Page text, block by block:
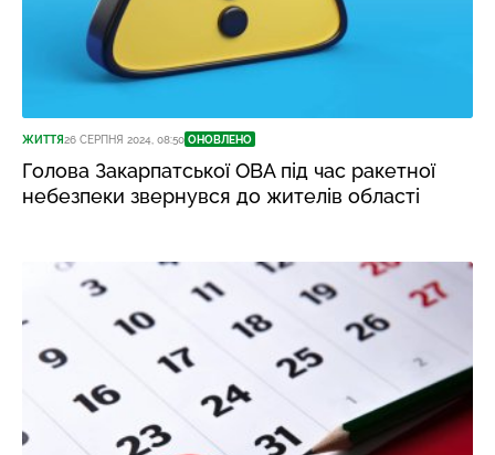
ЖИТТЯ26 СЕРПНЯ 2024, 08:50 ОНОВЛЕНО
Голова Закарпатської ОВА під час ракетної
небезпеки звернувся до жителів області